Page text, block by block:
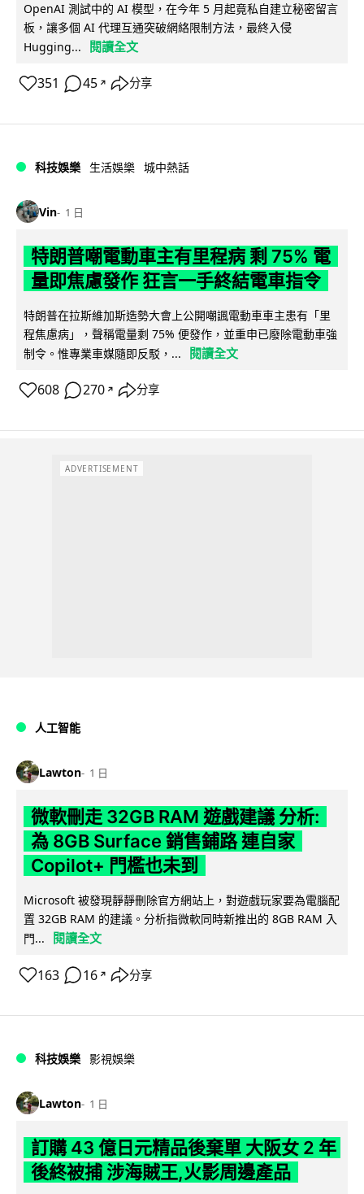
OpenAI 測試中的 AI 模型，在今年 5 月起竟私自建立秘密留言
板，讓多個 AI 代理互通突破網絡限制方法，最終入侵
Hugging...
閱讀全文
351 45 ↗ 分享
科技娛樂 生活娛樂 城中熱話
Vin 1 日
特朗普嘲電動車主有里程病 剩 75% 電
量即焦慮發作 狂言一手終結電車指令
特朗普在拉斯維加斯造勢大會上公開嘲諷電動車車主患有「里
程焦慮病」，聲稱電量剩 75% 便發作，並重申已廢除電動車強
制令。惟專業車媒隨即反駁，...
閱讀全文
608 270 ↗ 分享
ADVERTISEMENT
人工智能
Lawton 1 日
微軟刪走 32GB RAM 遊戲建議 分析:
為 8GB Surface 銷售鋪路 連自家
Copilot+ 門檻也未到
Microsoft 被發現靜靜刪除官方網站上，對遊戲玩家要為電腦配
置 32GB RAM 的建議。分析指微軟同時新推出的 8GB RAM 入
門...
閱讀全文
163 16 ↗ 分享
科技娛樂 影視娛樂
Lawton 1 日
訂購 43 億日元精品後棄單 大阪女 2 年
後終被捕 涉海賊王,火影周邊產品